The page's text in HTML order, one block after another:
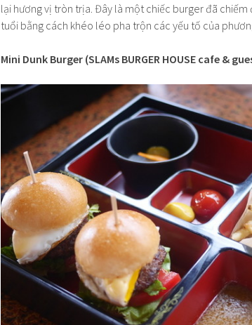
lại hương vị tròn trịa. Đây là một chiếc burger đã
tuổi bằng cách khéo léo pha trộn các yếu tố của
Mini Dunk Burger (SLAMs BURGER HOUSE cafe &